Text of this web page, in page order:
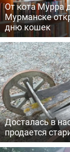
От кота Мурра
Мурманске
дню кошек
Досталась в
продается